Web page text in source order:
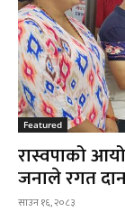
Featured
रास्वपाको
जनाले रगत
साउन १६, २०८३